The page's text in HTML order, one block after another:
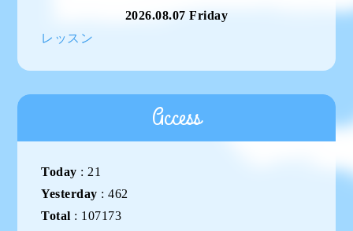
2026.08.07 Friday
レッスン
Access
Today : 21
Yesterday :462
Total : 107173